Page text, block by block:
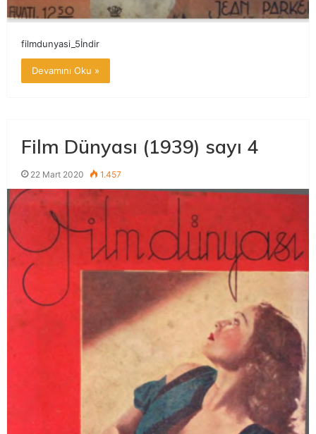
filmdunyasi_5İndir
Devamını Oku »
Film Dünyası (1939) sayı 4
22 Mart 2020 1.457